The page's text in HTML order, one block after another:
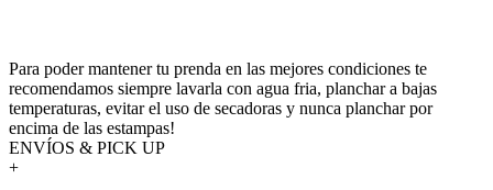
Para poder mantener tu prenda en las mejores condiciones te
recomendamos siempre lavarla con agua fria, planchar a bajas
temperaturas, evitar el uso de secadoras y nunca planchar por
encima de las estampas!
ENVÍOS & PICK UP
+